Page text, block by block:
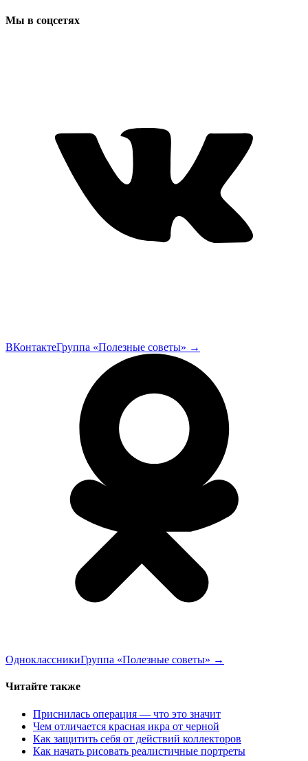
Мы в соцсетях
ВКонтактеГруппа «Полезные советы» →
ОдноклассникиГруппа «Полезные советы» →
Читайте также
Приснилась операция — что это значит
Чем отличается красная икра от черной
Как защитить себя от действий коллекторов
Как начать рисовать реалистичные портреты